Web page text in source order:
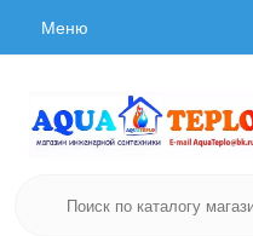
Меню